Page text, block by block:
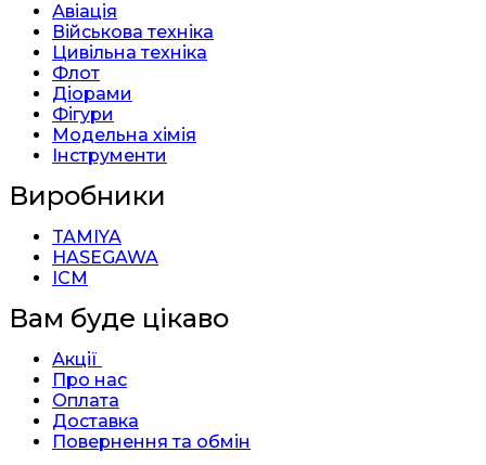
Авіація
Військова техніка
Цивільна техніка
Флот
Діорами
Фігури
Модельна хімія
Інструменти
Виробники
TAMIYA
HASEGAWA
ICM
Вам буде цікаво
Акції
Про нас
Оплата
Доставка
Повернення та обмін